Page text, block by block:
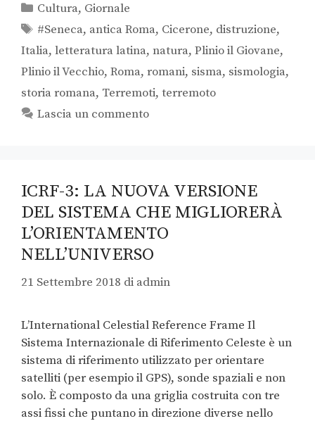
Cultura, Giornale
#Seneca, antica Roma, Cicerone, distruzione,
Italia, letteratura latina, natura, Plinio il Giovane,
Plinio il Vecchio, Roma, romani, sisma, sismologia,
storia romana, Terremoti, terremoto
Lascia un commento
ICRF-3: LA NUOVA VERSIONE
DEL SISTEMA CHE MIGLIORERÀ
L’ORIENTAMENTO
NELL’UNIVERSO
21 Settembre 2018 di admin
L’International Celestial Reference Frame Il
Sistema Internazionale di Riferimento Celeste è un
sistema di riferimento utilizzato per orientare
satelliti (per esempio il GPS), sonde spaziali e non
solo. È composto da una griglia costruita con tre
assi fissi che puntano in direzione diverse nello